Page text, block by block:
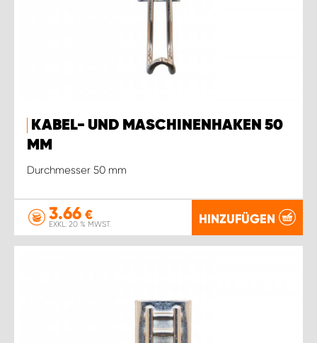
KABEL- UND MASCHINENHAKEN 50
MM
Durchmesser 50 mm
3.66 €
EXKL. 20 % MWST. HINZUFÜGEN